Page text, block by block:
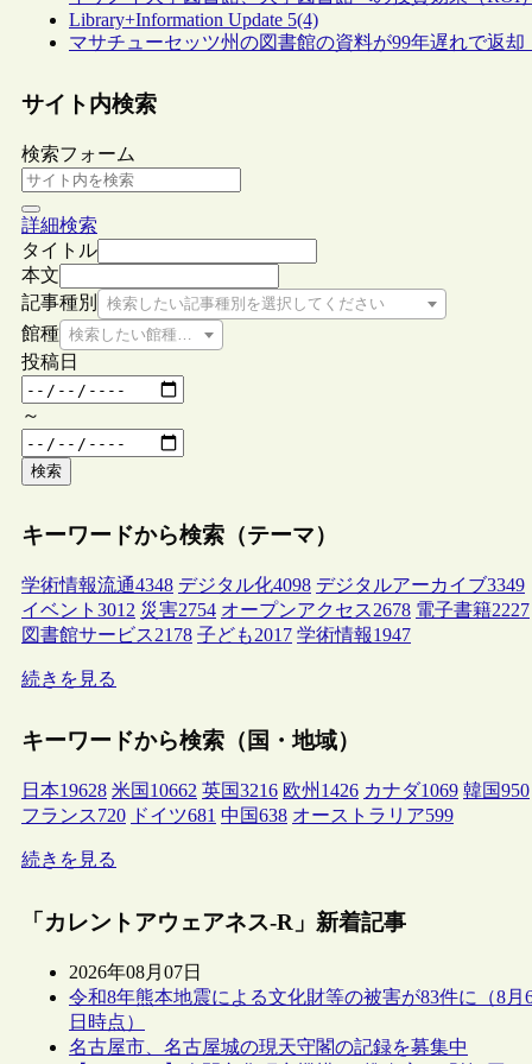
Library+Information Update 5(4)
マサチューセッツ州の図書館の資料が99年遅れで返却
サイト内検索
検索フォーム
詳細検索
タイトル
本文
記事種別
検索したい記事種別を選択してください
館種 検索したい館種を選択してください
投稿日
～
検索
キーワードから検索（テーマ）
学術情報流通4348 デジタル化4098 デジタルアーカイブ3349
イベント 3012 災害2754 オープンアクセス2678 電子書籍2227
図書館サービス2178 子ども2017 学術情報1947
続きを見る
キーワードから検索（国・地域）
日本19628 米国 10662 英国3216 欧州 1426 カナダ1069 韓国950
フランス720 ドイツ681 中国638 オーストラリア599
続きを見る
「カレントアウェアネス-R」新着記事
2026年08月07日
令和8年熊本地震による文化財等の被害が83件に（8月
日時点）
名古屋市、名古屋城の現天守閣の記録を募集中